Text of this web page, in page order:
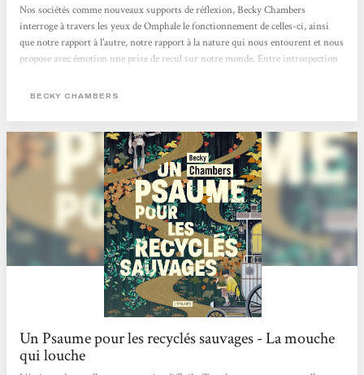
Nos sociétés comme nouveaux supports de réflexion, Becky Chambers
interroge à travers les yeux de Omphale le fonctionnement de celles-ci, ainsi
que notre rapport à l'autre, notre rapport à la nature qui nous entourent et nous
propose avec émotion une prise de recul sur notre monde. Entre introspection
pages dont on ne ressort pas indemne, le cœur lourd de dire au revoir à ces
découvertes. C'est beau, positif et intelligent. Chaque page donne à réfléchir,...
BECKY CHAMBERS
Un Psaume pour les recyclés sauvages - La mouche
qui louche